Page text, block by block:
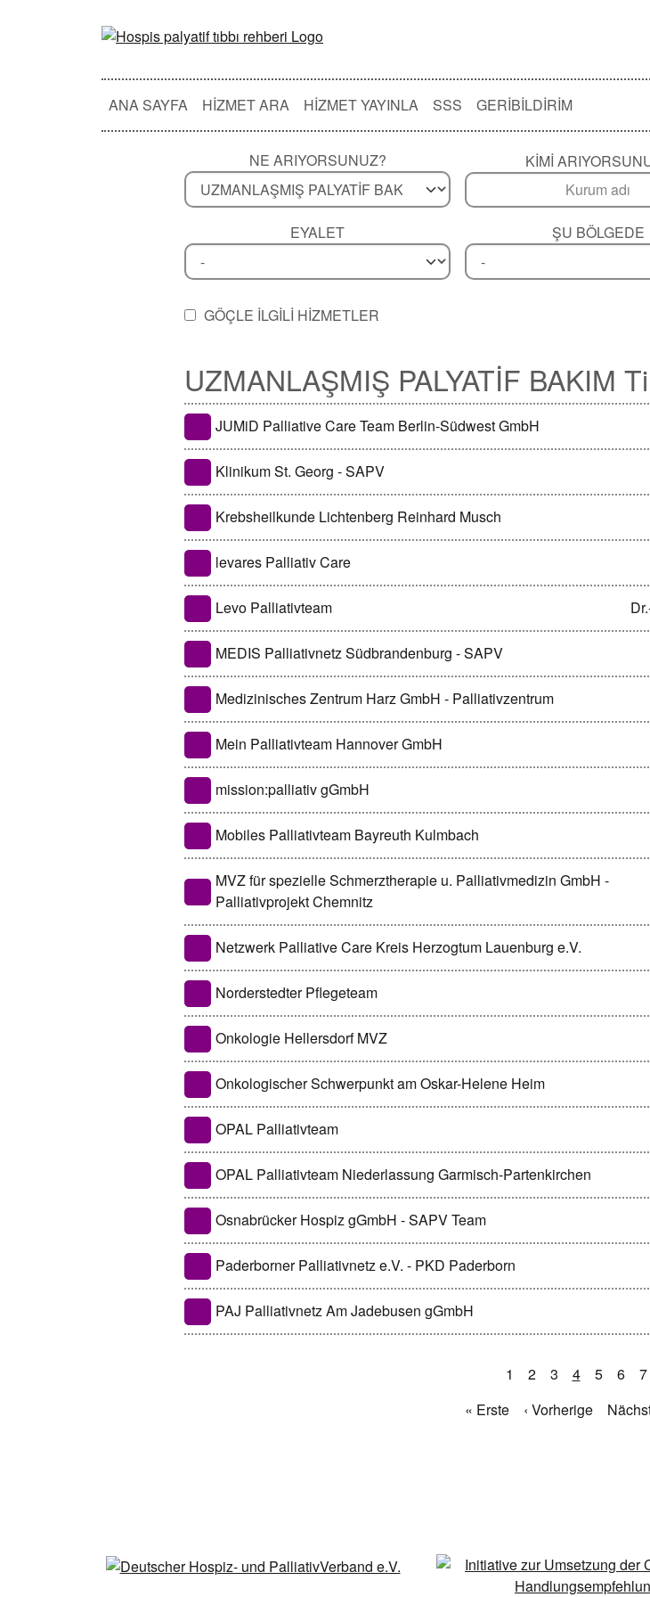
ANA SAYFA HIZMET ARA HIZMET YAYINLA SSS GERIBILDIRIM
NE ARIYORSUNUZ? KIMI
EYALET ŞU BÖLGEDE
GÖÇLE ILGILI HIZMETLER
UZMANLAŞMIŞ PALYATİF BAKIM
JUMiD Palliative Care Team Berlin-Südwest GmbH
Klinikum St. Georg - SAPV
Krebsheilkunde Lichtenberg Reinhard Musch
levares Palliativ Care
Levo Palliativteam
MEDIS Palliativnetz Südbrandenburg - SAPV
Medizinisches Zentrum Harz GmbH - Palliativzentrum
Mein Palliativteam Hannover GmbH
mission:palliativ gGmbH
Mobiles Palliativteam Bayreuth Kulmbach
MVZ für spezielle Schmerztherapie u. Palliativmedizin GmbH -
Palliativprojekt Chemnitz
Netzwerk Palliative Care Kreis Herzogtum Lauenburg e.V.
Norderstedter Pflegeteam
Onkologie Hellersdorf MVZ
Onkologischer Schwerpunkt am Oskar-Helene Heim
OPAL Palliativteam
OPAL Palliativteam Niederlassung Garmisch-Partenkirchen
Osnabrücker Hospiz gGmbH - SAPV Team
Paderborner Palliativnetz e.V. - PKD Paderborn
PAJ Palliativnetz Am Jadebusen gGmbH
1 2 3 4 5 6 7
« Erste
‹ Vorherige